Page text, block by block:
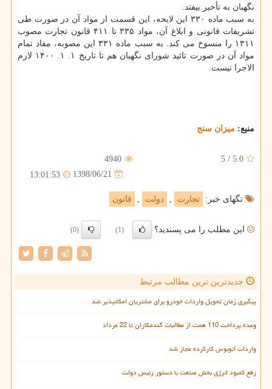
نگهبان به تأخیر بیفتد.
به سبب ماده ۳۳۰ این لایحه، این قسمت از مواد آن در صورت طی
تشریفات قانونی و ابلاغ آن، مواد ۳۳۵ تا ۴۱۱ قانون تجارت مصوب
۱۳۱۱ را منسوخ می كند. به سبب ماده ۳۳۱ این مصوبه، مفاد تمام
مواد آن در صورت تائید شورای نگهبان هم تا تاریخ ۱. ۱. ۱۴۰۰ لازم
الاجرا نیست.
منبع: میزان سنج
5.0
/
5
4940
1398/06/21
13:01:53
تگهای خبر: تجارت دولت قانون
این مطلب را می پسندید؟ (1)
(0)
جدیدترین ترین مطالب مرتبط
پیگیری زمان تحویل واردات خودرو برای مشتریان امکانپذیر شد
وعده پرداخت 110 همت از مطالبات گندمکاران تا 22 مرداد
واردات اتوبوس کارکرده مجاز شد
رفع کمبود انرژی بخش صنعت با دستور رئیس دولت